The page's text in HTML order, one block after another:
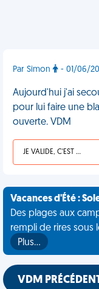
Par Simon - 01/06/
Aujourd'hui j'ai
pour lui faire une
ouverte. VDM
JE VALIDE, C'EST UNE VDM
Vacances d'Été :
Des plages aux
rempli de rires sous
Plus…
VDM